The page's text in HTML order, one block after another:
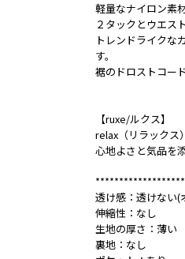
軽量なナイロン素
２タックとウエス
トレンドライクな
す。
裾のドロストコー
【ruxe/ルクス】
relax（リラックス
心地よさと気品を
透け感：透けない(
伸縮性：なし
生地の厚さ：薄い
裏地：なし